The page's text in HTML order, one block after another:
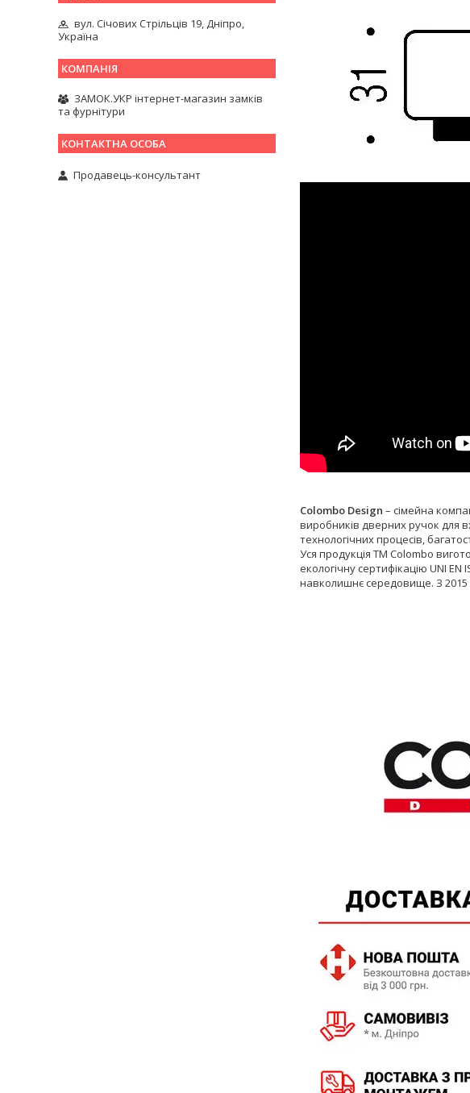
Colombo Design – сімейна
виробників дверних ручок для
технологічних процесів,
Уся продукція ТМ Colombo
екологічну сертифікацію UNI
навколишнє середовище. З 2015
вул. Січових Стрільців 19, Дніпро,
Україна
ЗАМОК.УКР інтернет-магазин замків
та фурнітури
Продавець-консультант